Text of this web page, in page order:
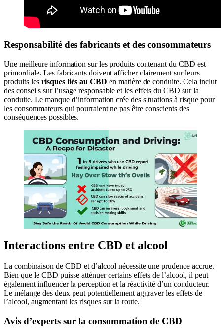
Responsabilité des fabricants et des consommateurs
Une meilleure information sur les produits contenant du CBD est
primordiale. Les fabricants doivent afficher clairement sur leurs
produits les risques liés au CBD en matière de conduite. Cela inclut
des conseils sur l’usage responsable et les effets du CBD sur la
conduite. Le manque d’information crée des situations à risque pour
les consommateurs qui pourraient ne pas être conscients des
conséquences possibles.
Interactions entre CBD et alcool
La combinaison de CBD et d’alcool nécessite une prudence accrue.
Bien que le CBD puisse atténuer certains effets de l’alcool, il peut
également influencer la perception et la réactivité d’un conducteur.
Le mélange des deux peut potentiellement aggraver les effets de
l’alcool, augmentant les risques sur la route.
Avis d’experts sur la consommation de CBD